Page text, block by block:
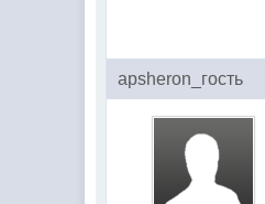
apsheron_гость